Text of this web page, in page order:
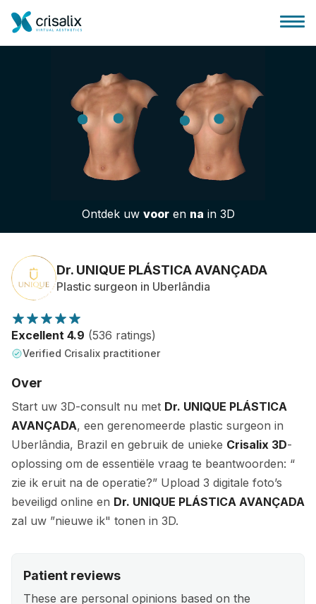
Huis chirurg
3D business platform
Patiëntrecensies
Ontdek uw vooren na in 3D
Dr. UNIQUE PLÁSTICA AVANÇADA
Plastic surgeon in Uberlândia
Excellent 4.9 (536 ratings)
Verified Crisalix practitioner
Over
Start uw 3D-consult nu met Dr. UNIQUE PLÁSTICA
AVANÇADA, een gerenomeerde plastic surgeon in
Uberlândia, Brazil en gebruik de unieke Crisalix 3D-
oplossing om de essentiële vraag te beantwoorden: “
zie ik eruit na de operatie?” Upload 3 digitale foto’s
beveiligd online en Dr. UNIQUE PLÁSTICA AVANÇADA
zal uw ”nieuwe ik" tonen in 3D.
Patient reviews
These are personal opinions based on the